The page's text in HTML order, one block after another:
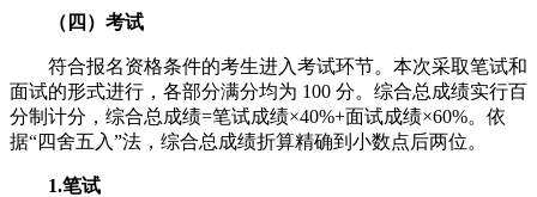
（四）考试
符合报名资格条件的考生进入考试环节。本次采取笔试和
面试的形式进行，各部分满分均为 100 分。综合总成绩实行百
分制计分，综合总成绩=笔试成绩×40%+面试成绩×60%。依
据“四舍五入”法，综合总成绩折算精确到小数点后两位。
1.笔试